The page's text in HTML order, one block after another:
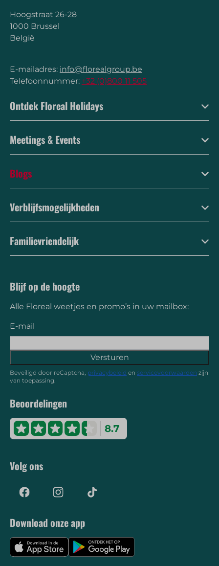
Hoogstraat 26-28
1000 Brussel
België
E-mailadres: info@florealgroup.be
Telefoonnummer: +32 (0)800 11 505
Ontdek Floreal Holidays
Meetings & Events
Blogs
Verblijfsmogelijkheden
Familievriendelijk
Blijf op de hoogte
Alle Floreal weetjes en promo’s in uw mailbox:
E-mail
Versturen
Beveiligd door reCaptcha, privacybeleid en servicevoorwaarden zijn
van toepassing.
Beoordelingen
8.7
Volg ons
Download onze app